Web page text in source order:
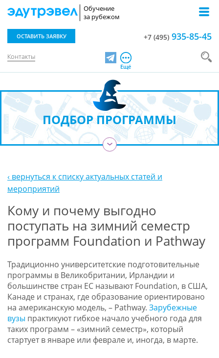
Обучение
за рубежом
Контакты
ОСТАВИТЬ ЗАЯВКУ +7 (495) 935-85-45
TelegramЕщё
ПОДБОР ПРОГРАММЫ
›
‹ вернуться к списку актуальных статей и
мероприятий
Кому и почему выгодно
поступать на зимний семестр
программ Foundation и Pathway
Традиционно университетские подготовительные
программы в Великобритании, Ирландии и
большинстве стран ЕС называют Foundation, в США,
Канаде и странах, где образование ориентировано
на американскую модель, – Pathway. Зарубежные
вузы практикуют гибкое начало учебного года для
таких программ – «зимний семестр», который
стартует в январе или феврале и, иногда, в марте.